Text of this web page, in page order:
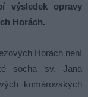
výsledek opravy
Horách.
Horách není
socha sv. Jana
komárovských